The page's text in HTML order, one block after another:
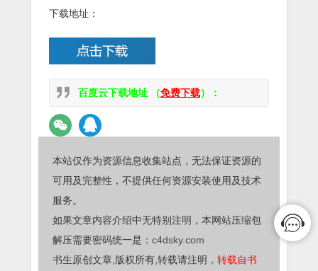
下载地址：
百度云下载地址 （免费下载）：
本站仅作为资源信息收集站点，无法保证资源的
可用及完整性，不提供任何资源安装使用及技术
服务。
如果文章内容介绍中无特别注明，本网站压缩包
解压需要密码统一是： c4dsky.com
书生原创文章,版权所有,转载请注明， 转载自书